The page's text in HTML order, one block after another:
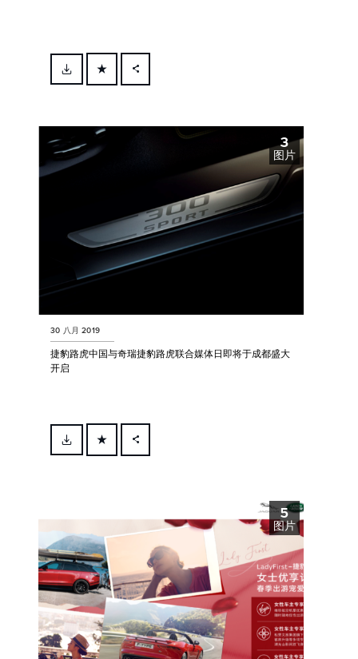
FACEBOOK
LINKEDIN 3
图片
30 八月 2019
捷豹路虎中国与奇瑞捷豹路虎联合媒体日即将于成都盛大
开启
FACEBOOK
5
图片